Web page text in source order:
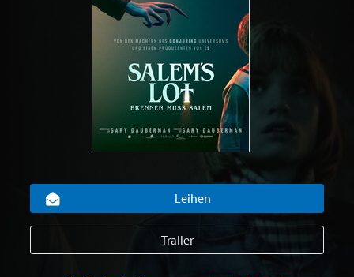
Leihen
Trailer